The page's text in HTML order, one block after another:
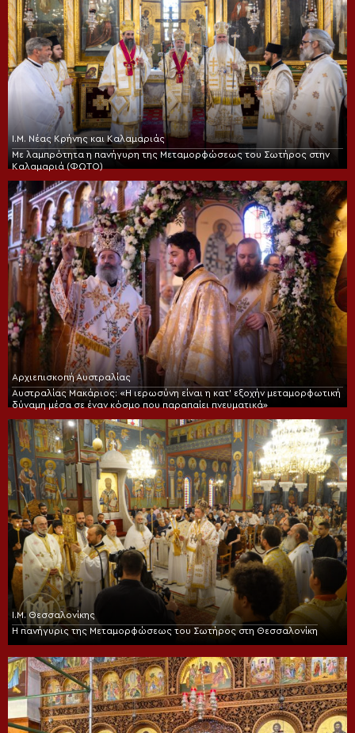
Ι.Μ. Νέας Κρήνης και Καλαμαριάς
Με λαμπρότητα η πανήγυρη της Μεταμορφώσεως του Σωτήρος στην
Καλαμαριά (ΦΩΤΟ)
Αρχιεπισκοπή Αυστραλίας
Αυστραλίας Μακάριος: «Η ιερωσύνη είναι η κατ’ εξοχήν μεταμορφωτική
δύναμη μέσα σε έναν κόσμο που παραπαίει πνευματικά»
Ι.Μ. Θεσσαλονίκης
Η πανήγυρις της Μεταμορφώσεως του Σωτήρος στη Θεσσαλονίκη